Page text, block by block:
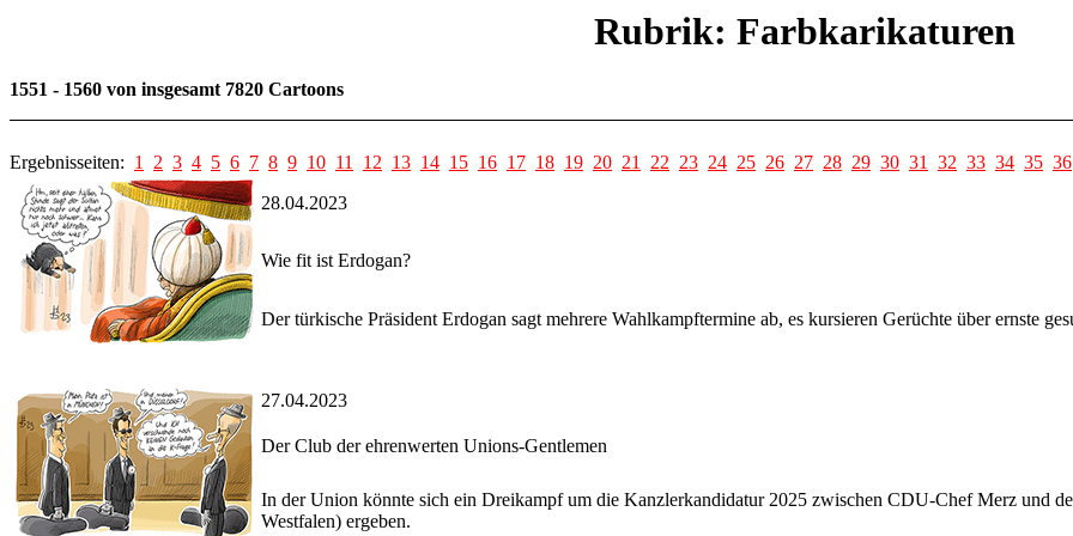
Rubrik: Farbkarikaturen
1551 - 1560 von insgesamt 7820 Cartoons
Ergebnisseiten: 1 2 3 4 5 6 7 8 9 10 11 12 13 14 15 16 17 18 19 20 21 22 23 24 25 26 27 28 29 30 31 32 33 34 35 36
28.04.2023
Wie fit ist Erdogan?
Der türkische Präsident Erdogan sagt mehrere Wahlkampftermine ab, es kursieren Gerüchte über ernste
27.04.2023
Der Club der ehrenwerten Unions-Gentlemen
In der Union könnte sich ein Dreikampf um die Kanzlerkandidatur 2025 zwischen CDU-Chef Merz und
Westfalen) ergeben.